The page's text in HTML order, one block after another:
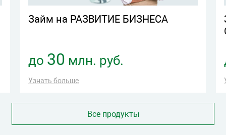
Займ на РАЗВИТИЕ БИЗНЕСА
до 30 млн. руб.
Узнать больше
Все продукты